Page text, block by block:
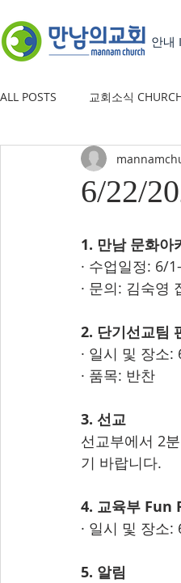
안내
ALL POSTS 교회소식
YOUTH GROUP 유초등
6/22/
1. 만남 문화아
· 수업일정:
· 문의: 김숙영
2. 단기선교팀
· 일시 및 장소
· 품목: 반찬
3. 선교
선교부에서 2
기 바랍니다.
4. 교육부 Fun
· 일시 및 장소
5. 알림